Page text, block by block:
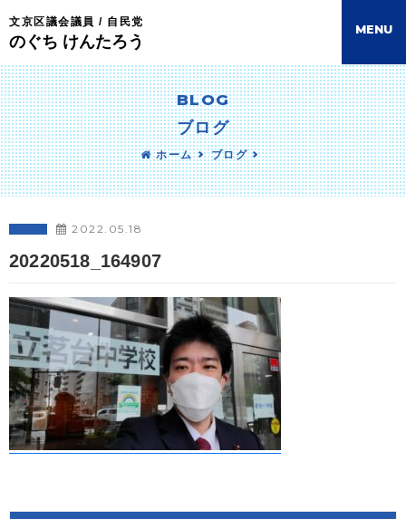
文京区議会議員 / 自民党
のぐち けんたろう
MENU
BLOG
ブログ
ホーム ブログ
2022.05.18
20220518_164907